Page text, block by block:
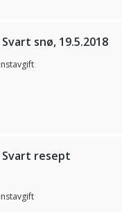
snø, 19.5.2018
resept